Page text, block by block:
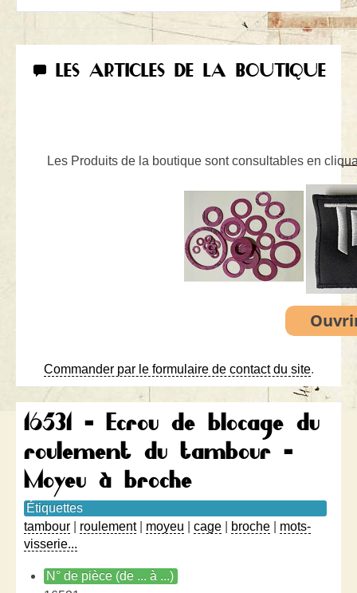
LES ARTICLES DE LA BOUTIQUE
Les Produits de la boutique sont consultables en
Commander par le formulaire de contact du site.
16531 - Ecrou de blocage du
roulement du tambour -
Moyeu à broche
Étiquettes
tambour
roulement| moyeu cage broche
mots-
visserie...
N° de pièce (de ... à ...)